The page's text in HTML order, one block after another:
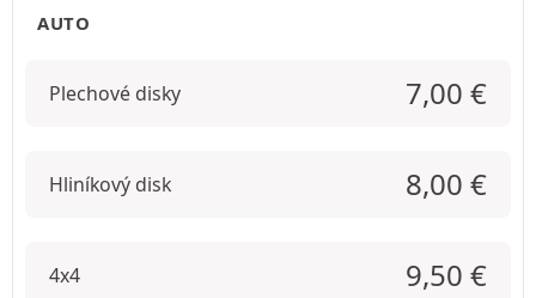
AUTO
Plechové disky 7,00 €
Hliníkový disk 8,00 €
4x4 9,50 €